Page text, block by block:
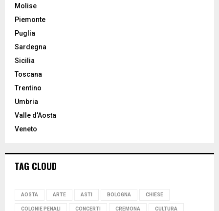
Molise
Piemonte
Puglia
Sardegna
Sicilia
Toscana
Trentino
Umbria
Valle d’Aosta
Veneto
TAG CLOUD
AOSTA ARTE ASTI BOLOGNA CHIESE
COLONIE PENALI CONCERTI CREMONA CULTURA